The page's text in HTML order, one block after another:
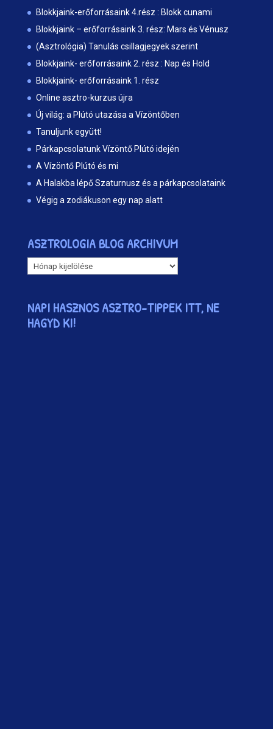
Blokkjaink-erőforrásaink 4.rész : Blokk cunami
Blokkjaink – erőforrásaink 3. rész: Mars és Vénusz
(Asztrológia) Tanulás csillagjegyek szerint
Blokkjaink- erőforrásaink 2. rész : Nap és Hold
Blokkjaink- erőforrásaink 1. rész
Online asztro-kurzus újra
Új világ: a Plútó utazása a Vízöntőben
Tanuljunk együtt!
Párkapcsolatunk Vízöntő Plútó idején
A Vízöntő Plútó és mi
A Halakba lépő Szaturnusz és a párkapcsolataink
Végig a zodiákuson egy nap alatt
ASZTROLOGIA BLOG ARCHIVUM
ASZTROLOGIA
BLOG
NAPI HASZNOS ASZTRO-TIPPEK ITT, NE
HAGYD KI!